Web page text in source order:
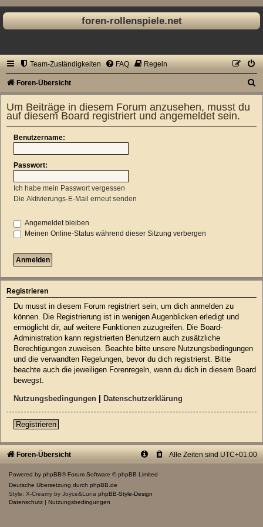
foren-rollenspiele.net
Team-Zuständigkeiten FAQ Regeln
Foren-Übersicht
Um Beiträge in diesem Forum anzusehen, musst du
auf diesem Board registriert und angemeldet sein.
Benutzername:
Passwort:
Ich habe mein Passwort vergessen
Die Aktivierungs-E-Mail erneut senden
Angemeldet bleiben
Meinen Online-Status während dieser Sitzung verbergen
Registrieren
Du musst in diesem Forum registriert sein, um dich anmelden zu
können. Die Registrierung ist in wenigen Augenblicken erledigt und
ermöglicht dir, auf weitere Funktionen zuzugreifen. Die Board-
Administration kann registrierten Benutzern auch zusätzliche
Berechtigungen zuweisen. Beachte bitte unsere Nutzungsbedingungen
und die verwandten Regelungen, bevor du dich registrierst. Bitte
beachte auch die jeweiligen Forenregeln, wenn du dich in diesem Board
bewegst.
Nutzungsbedingungen Datenschutzerklärung
Registrieren
Foren-Übersicht Alle Zeiten sind UTC+01:00
Powered by phpBB® Forum Software © phpBB Limited
Deutsche Übersetzung durch phpBB.de
Style: X-Creamy by Joyce&Luna phpBB-Style-Design
Datenschutz
Nutzungsbedingungen